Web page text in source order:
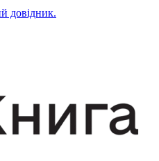
довідник.